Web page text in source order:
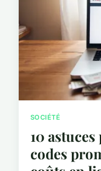
SOCIÉTÉ
10
codes